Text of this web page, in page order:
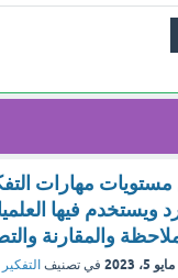
مهارات
ويستخدم فيها
والمقارنة
مايو 5، 2023 في تصنيف